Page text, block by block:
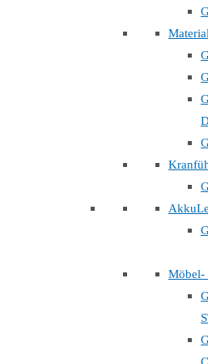
Möbel-